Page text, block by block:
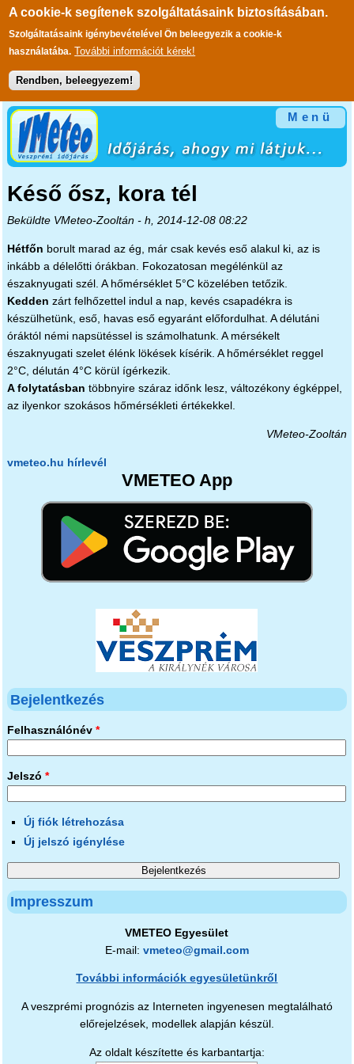
A cookie-k segítenek szolgáltatásaink biztosításában.
Szolgáltatásaink igénybevételével Ön beleegyezik a cookie-k
használatába. További információt kérek!
Rendben, beleegyezem!
Ugrás a tartalomra
Menü
Késő ősz, kora tél
Beküldte VMeteo-Zooltán- h, 2014-12-08 08:22
Hétfőn borult marad az ég, már csak kevés eső alakul ki, az is
inkább a délelőtti órákban. Fokozatosan megélénkül az
északnyugati szél. A hőmérséklet 5°C közelében tetőzik.
Kedden zárt felhőzettel indul a nap, kevés csapadékra is
készülhetünk, eső, havas eső egyaránt előfordulhat. A délutáni
óráktól némi napsütéssel is számolhatunk. A mérsékelt
északnyugati szelet élénk lökések kísérik. A hőmérséklet reggel
2°C, délután 4°C körül ígérkezik.
A folytatásban többnyire száraz időnk lesz, változékony égképpel,
az ilyenkor szokásos hőmérsékleti értékekkel.
VMeteo-Zooltán
vmeteo.hu hírlevél
VMETEO App
Bejelentkezés
Felhasználónév *
Jelszó *
Új fiók létrehozása
Új jelszó igénylése
Impresszum
VMETEO Egyesület
E-mail: vmeteo@gmail.com
További információk egyesületünkről
A veszprémi prognózis az Interneten ingyenesen megtalálható
előrejelzések, modellek alapján készül.
Az oldalt készítette és karbantartja: